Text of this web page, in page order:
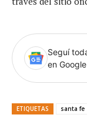
Seguí
en
ETIQUETAS santa fe